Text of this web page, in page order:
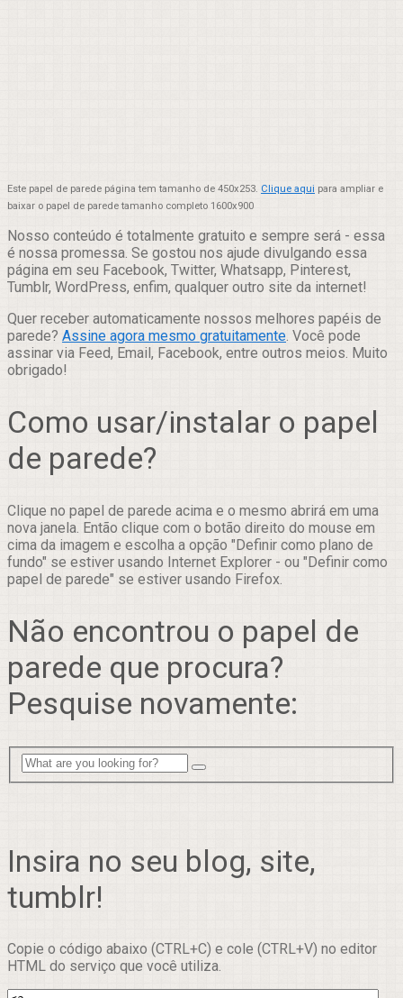
Este papel de parede página tem tamanho de 450x253. Clique aqui para ampliar e
baixar o papel de parede tamanho completo 1600x900
Nosso conteúdo é totalmente gratuito e sempre será - essa
é nossa promessa. Se gostou nos ajude divulgando essa
página em seu Facebook, Twitter, Whatsapp, Pinterest,
Tumblr, WordPress, enfim, qualquer outro site da internet!
Quer receber automaticamente nossos melhores papéis de
parede? Assine agora mesmo gratuitamente. Você pode
assinar via Feed, Email, Facebook, entre outros meios. Muito
obrigado!
Como usar/instalar o papel
de parede?
Clique no papel de parede acima e o mesmo abrirá em uma
nova janela. Então clique com o botão direito do mouse em
cima da imagem e escolha a opção "Definir como plano de
fundo" se estiver usando Internet Explorer - ou "Definir como
papel de parede" se estiver usando Firefox.
Não encontrou o papel de
parede que procura?
Pesquise novamente:
Insira no seu blog, site,
tumblr!
Copie o código abaixo (CTRL+C) e cole (CTRL+V) no editor
HTML do serviço que você utiliza.